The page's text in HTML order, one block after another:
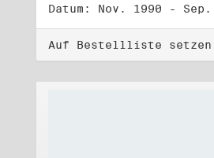
Datum: Nov. 1990 - Sep.
Auf Bestellliste